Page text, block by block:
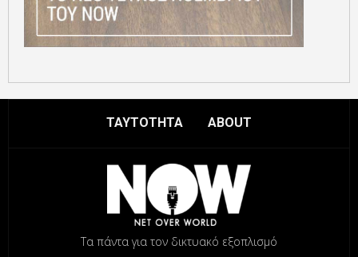
ΤΑΥΤΟΤΗΤΑ ABOUT
Τα πάντα για τον δικτυακό εξοπλισμό